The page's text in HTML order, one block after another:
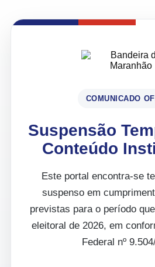
COMUNICADO
Suspensão
Conteúdo
Este portal encontra-se
suspenso em
previstas para o período
eleitoral de 2026, em
Federal nº